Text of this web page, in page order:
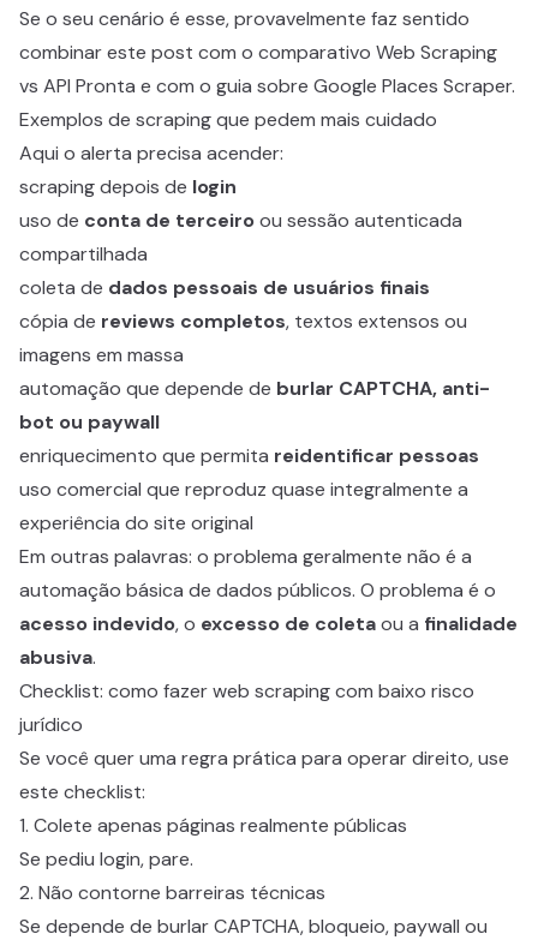
Se o seu cenário é esse, provavelmente faz sentido
combinar este post com o comparativo Web Scraping
vs API Pronta e com o guia sobre Google Places Scraper.
Exemplos de scraping que pedem mais cuidado
Aqui o alerta precisa acender:
scraping depois de login
uso de conta de terceiroou sessão autenticada
compartilhada
coleta de dados pessoais de usuários finais
cópia de reviews completos, textos extensos ou
imagens em massa
automação que depende de burlar CAPTCHA, anti-
bot ou paywall
enriquecimento que permita reidentificar pessoas
uso comercial que reproduz quase integralmente a
experiência do site original
Em outras palavras: o problema geralmente não é a
automação básica de dados públicos. O problema é o
acesso indevido, o excesso de coletaou a finalidade
abusiva.
Checklist: como fazer web scraping com baixo risco
jurídico
Se você quer uma regra prática para operar direito, use
este checklist:
1. Colete apenas páginas realmente públicas
Se pediu login, pare.
2. Não contorne barreiras técnicas
Se depende de burlar CAPTCHA, bloqueio, paywall ou